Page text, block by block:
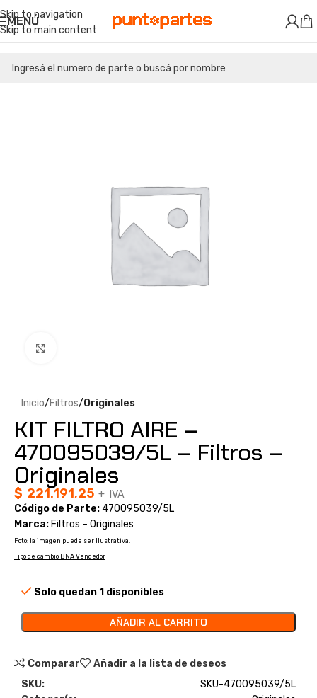
Skip to navigation
Skip to main content
MENÚ
Inicio Filtros Originales
KIT FILTRO AIRE –
470095039/5L – Filtros –
Originales
$ 221.191,25 + IVA
Código de Parte:470095039/5L
Marca: Filtros – Originales
Foto: la imagen puede ser Ilustrativa.
Tipo de cambio BNA Vendedor
Solo quedan 1 disponibles
AÑADIR AL CARRITO
Comparar
Añadir a la lista de deseos
SKU:
SKU-470095039/5L